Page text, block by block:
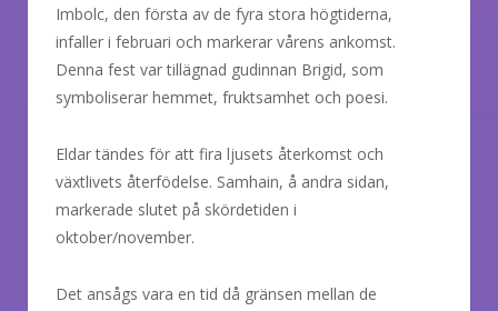
Imbolc, den första av de fyra stora högtiderna,
infaller i februari och markerar vårens ankomst.
Denna fest var tillägnad gudinnan Brigid, som
symboliserar hemmet, fruktsamhet och poesi.
Eldar tändes för att fira ljusets återkomst och
växtlivets återfödelse. Samhain, å andra sidan,
markerade slutet på skördetiden i
oktober/november.
Det ansågs vara en tid då gränsen mellan de